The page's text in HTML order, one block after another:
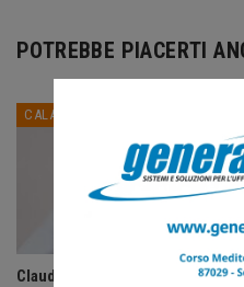
POTREBBE PIACERTI
CALABRIA
Claudia Conte presenta in